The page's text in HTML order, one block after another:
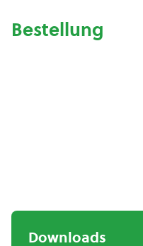
Bestellung
Downloads